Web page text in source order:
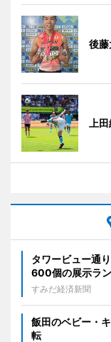
後
上
タワービュー通
600個の展示ラ
すみだ経済新聞
飯田のベビー・
転